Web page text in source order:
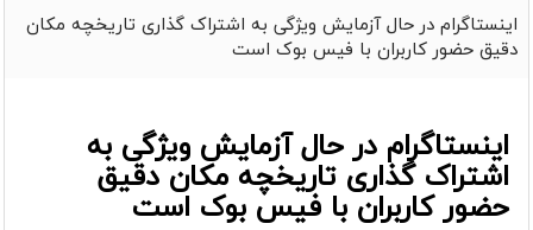
اینستاگرام در حال آزمایش ویژگی به اشتراک گذاری تاریخچه مکان
دقیق حضور کاربران با فیس بوک است
اینستاگرام در حال آزمایش ویژگی به
اشتراک گذاری تاریخچه مکان دقیق
حضور کاربران با فیس بوک است